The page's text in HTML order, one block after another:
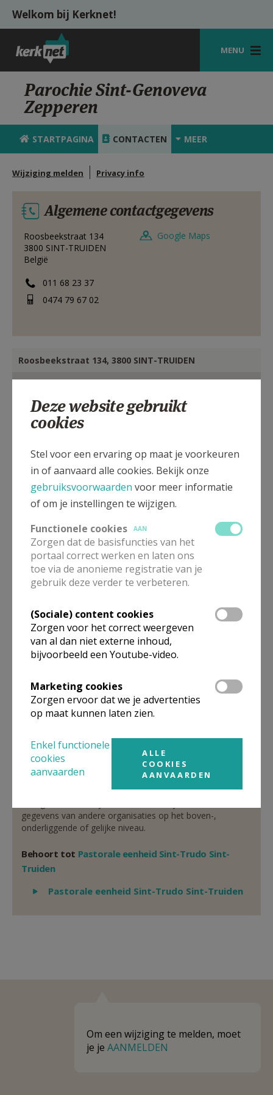
Overslaan en naar de inhoud gaan
Welkom bij Kerknet!
MENU
STARTPAGINA
KERK
VIERINGEN
HULP
MIJN PAROCHIE
AANMELDEN OF REGISTREREN
Parochie Sint-Genoveva
Zepperen
STARTPAGINA CONTACTEN MEER
Wijziging melden Privacy info
Algemene contactgegevens
Roosbeekstraat 134
3800 SINT-TRUIDEN
België
011 68 23 37
0474 79 67 02
Google Maps
Roosbeekstraat 134, 3800 SINT-TRUIDEN
Verantwoordelijke
abonneringen Kerk & Leven
Dhr. Ludo Notelé
Hasseltsesteenweg 455
3800 SINT-TRUIDEN
Stuur een mailtje
Google Maps
Organisatiestructuur
gegevens van andere organisaties op het boven-,
onderliggende of gelijke niveau.
Behoort tot Pastorale eenheid Sint-Trudo Sint-
Truiden
Weergeven
Pastorale eenheid Sint-Trudo Sint-Truiden
Om een wijziging te melden, moet
je je AANMELDEN
Deze website gebruikt
cookies
Stel voor een ervaring op maat je voorkeuren
in of aanvaard alle cookies. Bekijk onze
gebruiksvoorwaarden voor meer informatie
of om je instellingen te wijzigen.
Functionele cookies
AAN
Zorgen dat de basisfuncties van het
portaal correct werken en laten ons
toe via de anonieme registratie van je
gebruik deze verder te verbeteren.
(Sociale) content cookies
Zorgen voor het correct weergeven
van al dan niet externe inhoud,
bijvoorbeeld een Youtube-video.
Marketing cookies
Zorgen ervoor dat we je advertenties
op maat kunnen laten zien.
Enkel functionele
cookies
aanvaarden
ALLE
COOKIES
AANVAARDEN